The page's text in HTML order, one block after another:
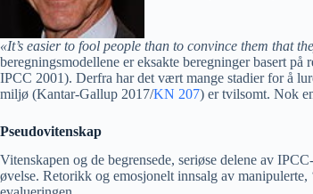
«It’s easier to fool people than to convince them that
beregningsmodellene er eksakte beregninger basert
IPCC 2001). Derfra har det vært mange stadier for å
miljø (Kantar-Gallup 2017/KN 207) er tvilsomt. Nok
Pseudovitenskap
Vitenskapen og de begrensede, seriøse delene av
øvelse. Retorikk og emosjonelt innsalg av